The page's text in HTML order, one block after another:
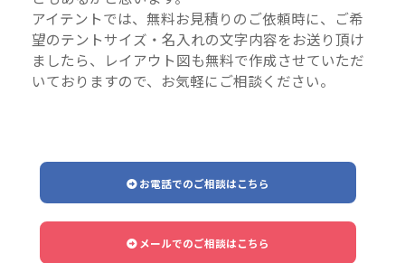
アイテントでは、無料お見積りのご依頼時に、ご希
望のテントサイズ・名入れの文字内容をお送り頂け
ましたら、レイアウト図も無料で作成させていただ
いておりますので、お気軽にご相談ください。
お電話でのご相談はこちら
メールでのご相談はこちら